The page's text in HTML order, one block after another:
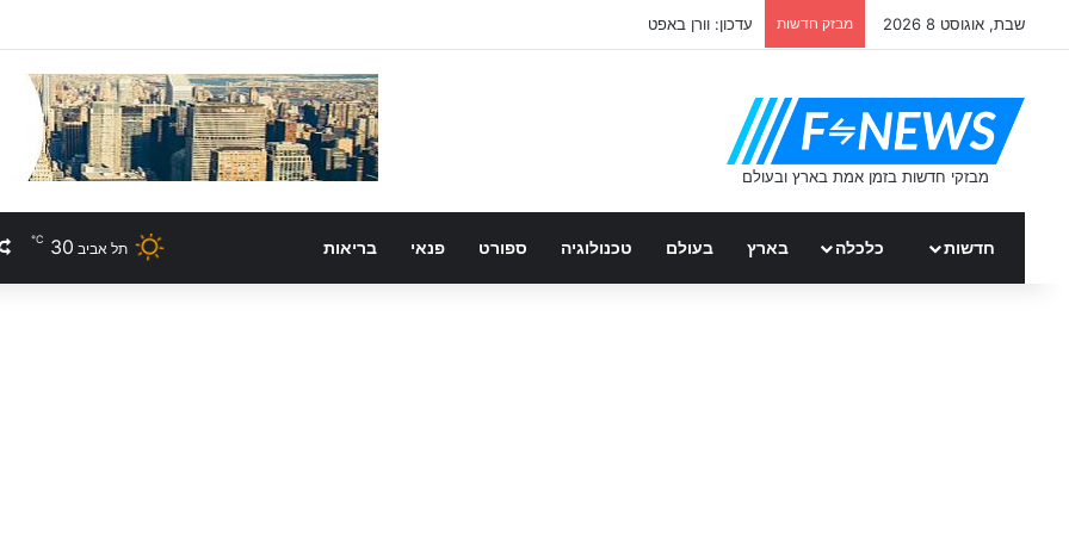
שבת, אוגוסט 8 2026 מבזק חדשות עדכון: וורן באפט
חדשות כלכלה בארץ בעולם טכנולוגיה ספורט פנאי בריאות תל אביב 30
℃